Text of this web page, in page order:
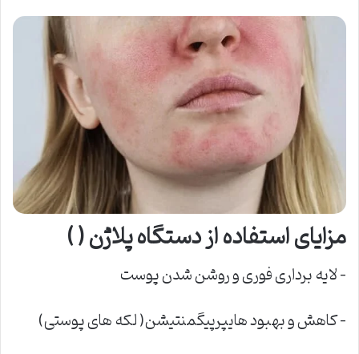
مزایای استفاده از دستگاه پلاژن( )
– لایه برداری فوری و روشن شدن پوست
– کاهش و بهبود هایپرپیگمنتیشن( لکه های پوستی)